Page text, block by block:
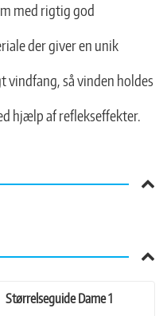
med rigtig god
der giver en unik
vindfang, så vinden holdes
hjælp af reflekseffekter.
Størrelseguide Dame 1